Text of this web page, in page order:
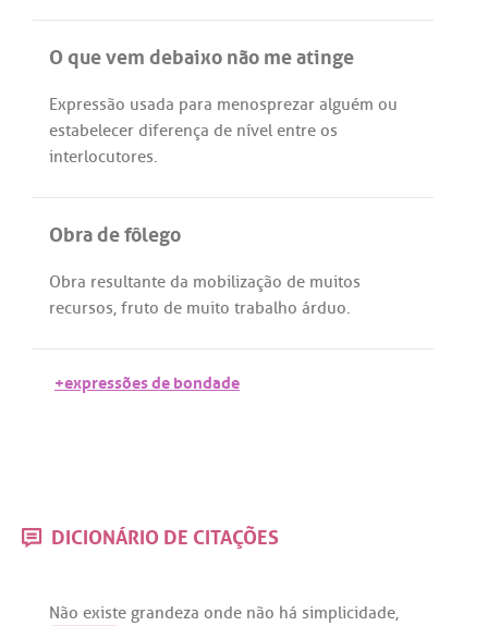
O que vem debaixo não me atinge
Expressão usada para menosprezar alguém ou
estabelecer diferença de nível entre os
interlocutores.
Obra de fôlego
Obra resultante da mobilização de muitos
recursos, fruto de muito trabalho árduo.
+expressões de bondade
DICIONÁRIO DE CITAÇÕES
Não existe grandeza onde não há simplicidade,